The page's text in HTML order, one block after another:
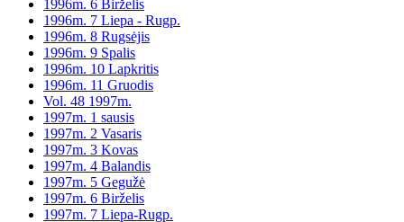
1996m. 6 Birželis
1996m. 7 Liepa - Rugp.
1996m. 8 Rugsėjis
1996m. 9 Spalis
1996m. 10 Lapkritis
1996m. 11 Gruodis
Vol. 48 1997m.
1997m. 1 sausis
1997m. 2 Vasaris
1997m. 3 Kovas
1997m. 4 Balandis
1997m. 5 Gegužė
1997m. 6 Birželis
1997m. 7 Liepa-Rugp.